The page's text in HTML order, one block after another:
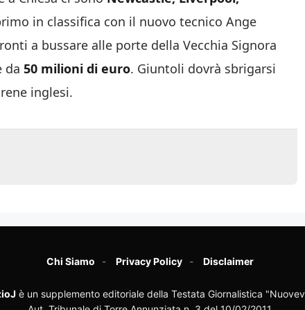
in classifica con il nuovo tecnico Ange
a bussare alle porte della Vecchia Signora
da 50 milioni di euro. Giuntoli dovrà sbrigarsi
inglesi.
Chi Siamo Privacy Policy Disclaimer
è un supplemento editoriale della Testata Giornalistica